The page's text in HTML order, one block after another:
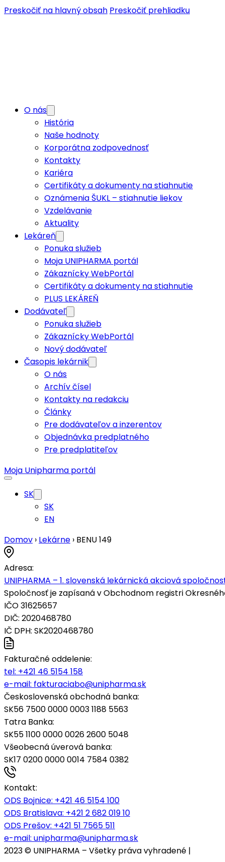
Preskočiť na hlavný obsah Preskočiť prehliadku
O nás
História
Naše hodnoty
Korporátna zodpovednosť
Kontakty
Kariéra
Certifikáty a dokumenty na stiahnutie
Oznámenia ŠUKL – stiahnutie liekov
Vzdelávanie
Aktuality
Lekáreň
Ponuka služieb
Moja UNIPHARMA portál
Zákaznícky WebPortál
Certifikáty a dokumenty na stiahnutie
PLUS LEKÁREŇ
Dodávateľ
Ponuka služieb
Zákaznícky WebPortál
Nový dodávateľ
Časopis lekárnik
O nás
Archív čísel
Kontakty na redakciu
Články
Pre dodávateľov a inzerentov
Objednávka predplatného
Pre predplatiteľov
Moja Unipharma portál
SK
SK
EN
Domov › Lekárne › BENU 149
Adresa:
UNIPHARMA – 1. slovenská lekárnická akciová
Spoločnosť je zapísaná v Obchodnom registri
IČO 31625657
DIČ: 2020468780
IČ DPH: SK2020468780
Fakturačné oddelenie:
tel: +421 46 5154 158
e-mail: fakturaciabo@unipharma.sk
Československá obchodná banka:
SK56 7500 0000 0003 1188 5563
Tatra Banka:
SK55 1100 0000 0026 2600 5048
Všeobecná úverová banka:
SK17 0200 0000 0014 7584 0382
Kontakt:
ODS Bojnice: +421 46 5154 100
ODS Bratislava: +421 2 682 019 10
ODS Prešov: +421 51 7565 511
e-mail: unipharma@unipharma.sk
2023 © UNIPHARMA – Všetky práva vyhradené |